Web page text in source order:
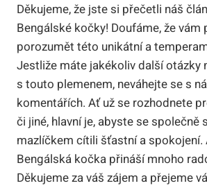
Děkujeme, že⁣ jste si přečetli náš
Bengálské kočky! Doufáme, že vám⁣
porozumět této unikátní a
⁢Jestliže máte jakékoliv⁤ další otázky
s touto plemenem, ​neváhejte se s
komentářích. Ať už ‍se rozhodnete
či jiné, hlavní je, abyste se společně
mazlíčkem⁣ cítili ⁤šťastní a ⁣spokojení.
Bengálská ⁤kočka přináší mnoho
Děkujeme za⁢ váš zájem‌ a přejeme